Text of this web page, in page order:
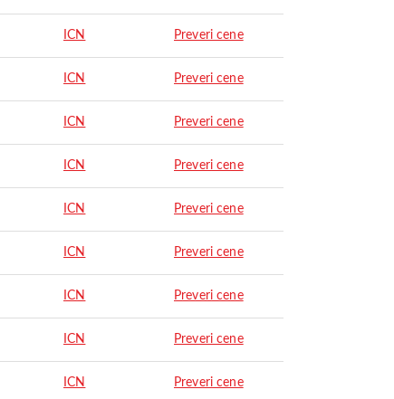
ICN Preveri cene
ICN Preveri cene
ICN Preveri cene
ICN Preveri cene
ICN Preveri cene
ICN Preveri cene
ICN Preveri cene
ICN Preveri cene
ICN Preveri cene